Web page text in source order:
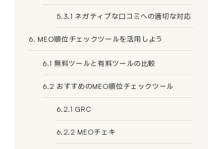
5.3.1 ネガティブな口コミへの適切な対応
6. MEO順位チェックツールを活用しよう
6.1 無料ツールと有料ツールの比較
6.2 おすすめのMEO順位チェックツール
6.2.1 GRC
6.2.2 MEOチェキ